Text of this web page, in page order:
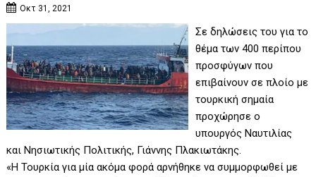
Οκτ 31, 2021
Σε δηλώσεις του για το
θέμα των 400 περίπου
προσφύγων που
επιβαίνουν σε πλοίο με
τουρκική σημαία
προχώρησε ο
υπουργός Ναυτιλίας
και Νησιωτικής Πολιτικής, Γιάννης Πλακιωτάκης.
«H Τουρκία για μία ακόμα φορά αρνήθηκε να συμμορφωθεί με